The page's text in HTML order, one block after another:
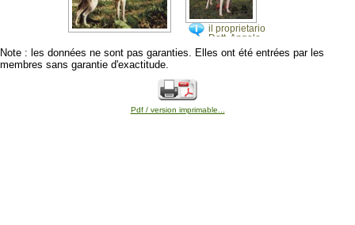
il proprietario
Dott. Angelo
Mocchi
Note : les données ne sont pas garanties. Elles ont été entrées par les
membres sans garantie d'exactitude.
Pdf / version imprimable...